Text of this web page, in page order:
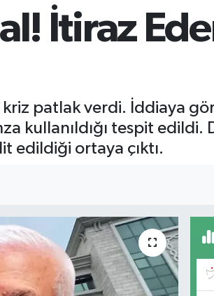
İtiraz
patlak verdi. İddiaya
kullanıldığı tespit
edildiği ortaya çıktı.